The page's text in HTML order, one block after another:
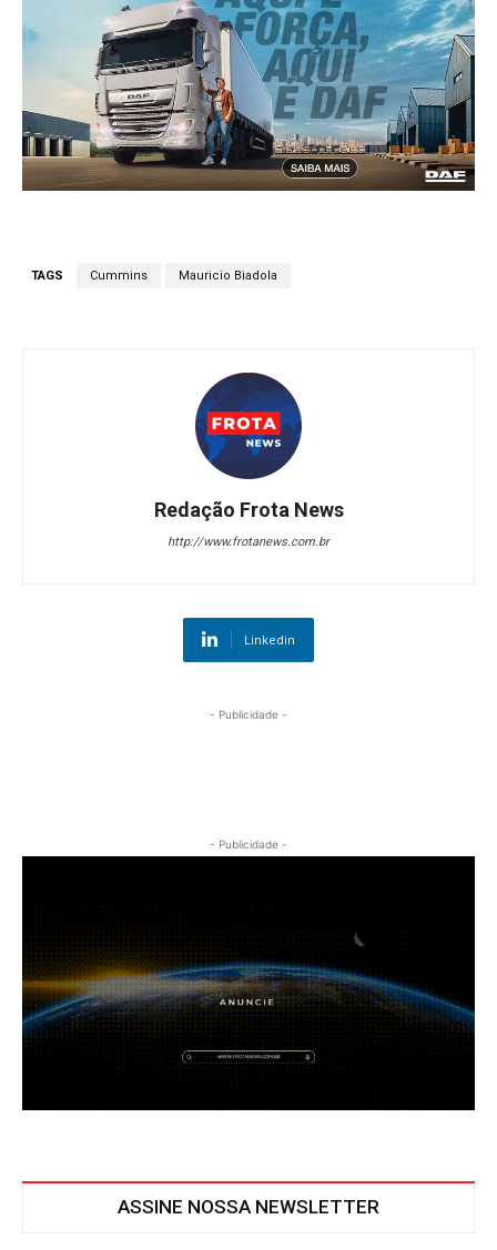
TAGS Cummins Mauricio Biadola
Redação Frota News
http://www.frotanews.com.br
Linkedin
- Publicidade -
- Publicidade -
ASSINE NOSSA NEWSLETTER